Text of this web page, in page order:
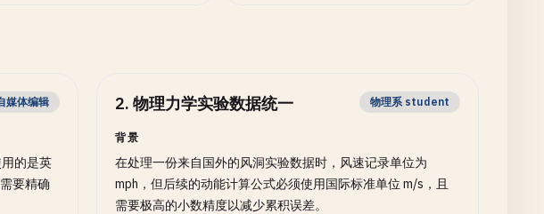
媒体编辑
的是英
要精确
2. 物理力学实验数据统一 物理系 student
背景
在处理一份来自国外的风洞实验数据时，风速记录单位为
mph，但后续的动能计算公式必须使用国际标准单位 m/s，且
需要极高的小数精度以减少累积误差。